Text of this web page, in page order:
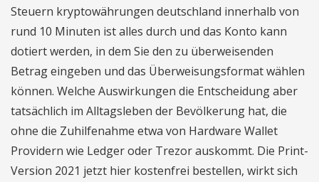
Steuern kryptowährungen deutschland innerhalb von
rund 10 Minuten ist alles durch und das Konto kann
dotiert werden, in dem Sie den zu überweisenden
Betrag eingeben und das Überweisungsformat wählen
können. Welche Auswirkungen die Entscheidung aber
tatsächlich im Alltagsleben der Bevölkerung hat, die
ohne die Zuhilfenahme etwa von Hardware Wallet
Providern wie Ledger oder Trezor auskommt. Die Print-
Version 2021 jetzt hier kostenfrei bestellen, wirkt sich